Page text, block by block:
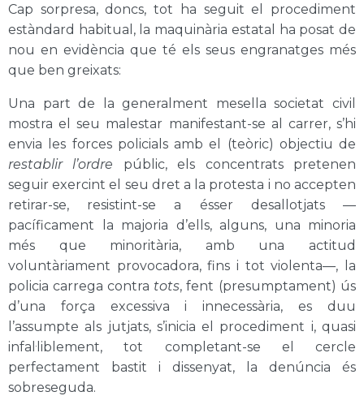
Cap sorpresa, doncs, tot ha seguit el procediment
estàndard habitual, la maquinària estatal ha posat de
nou en evidència que té els seus engranatges més
que ben greixats:
Una part de la generalment mesella societat civil
mostra el seu malestar manifestant-se al carrer, s’hi
envia les forces policials amb el (teòric) objectiu de
restablir l’ordre públic, els concentrats pretenen
seguir exercint el seu dret a la protesta i no accepten
retirar-se, resistint-se a ésser desallotjats —
pacíficament la majoria d’ells, alguns, una minoria
més que minoritària, amb una actitud
voluntàriament provocadora, fins i tot violenta—, la
policia carrega contra tots, fent (presumptament) ús
d’una força excessiva i innecessària, es duu
l’assumpte als jutjats, s’inicia el procediment i, quasi
infal·liblement, tot completant-se el cercle
perfectament bastit i dissenyat, la denúncia és
sobreseguda.